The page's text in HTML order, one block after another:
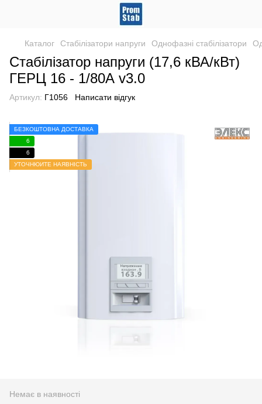
Каталог Стабілізатори напруги Однофазні стабілізатори
Стабілізатор напруги (17,6 кВА/кВт)
ГЕРЦ 16 - 1/80А v3.0
Артикул: Г1056 Написати відгук
БЕЗКОШТОВНА ДОСТАВКА
6
6
УТОЧНЮЙТЕ НАЯВНІСТЬ
Немає в наявності